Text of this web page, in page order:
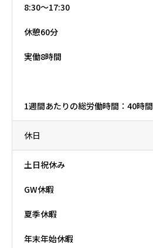
8:30～17:30
休憩60分
実働8時間
1週間あたりの総労働時間：40時間
休日
土日祝休み
GW休暇
夏季休暇
年末年始休暇